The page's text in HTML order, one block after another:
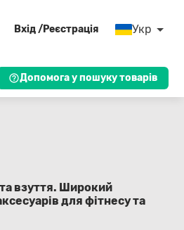
Вхід /Реєстрація Укр
Допомога у пошуку товарів
взуття. Широкий
для фітнесу та